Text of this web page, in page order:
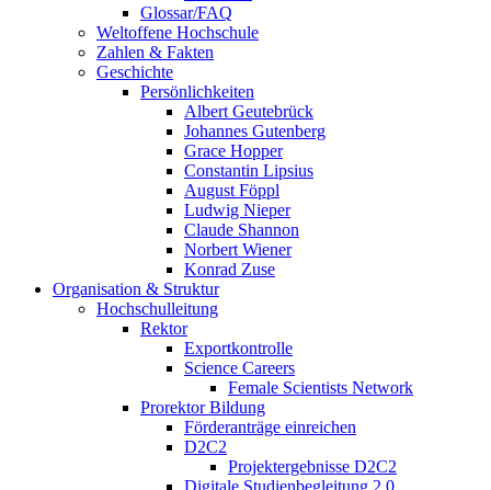
Glossar/FAQ
Weltoffene Hochschule
Zahlen & Fakten
Geschichte
Persönlichkeiten
Albert Geutebrück
Johannes Gutenberg
Grace Hopper
Constantin Lipsius
August Föppl
Ludwig Nieper
Claude Shannon
Norbert Wiener
Konrad Zuse
Organisation & Struktur
Hochschulleitung
Rektor
Exportkontrolle
Science Careers
Female Scientists Network
Prorektor Bildung
Förderanträge einreichen
D2C2
Projektergebnisse D2C2
Digitale Studienbegleitung 2.0